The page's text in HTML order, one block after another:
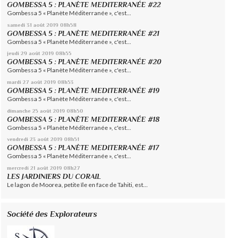
GOMBESSA 5 : PLANÈTE MEDITERRANÉE #22
Gombessa 5 « Planète Méditerranée », c'est...
samedi 31 août 2019 08h58
GOMBESSA 5 : PLANÈTE MEDITERRANÉE #21
Gombessa 5 « Planète Méditerranée », c'est...
jeudi 29 août 2019 08h55
GOMBESSA 5 : PLANÈTE MEDITERRANÉE #20
Gombessa 5 « Planète Méditerranée », c'est...
mardi 27 août 2019 08h53
GOMBESSA 5 : PLANÈTE MEDITERRANÉE #19
Gombessa 5 « Planète Méditerranée », c'est...
dimanche 25 août 2019 08h50
GOMBESSA 5 : PLANÈTE MEDITERRANÉE #18
Gombessa 5 « Planète Méditerranée », c'est...
vendredi 23 août 2019 08h51
GOMBESSA 5 : PLANÈTE MEDITERRANÉE #17
Gombessa 5 « Planète Méditerranée », c'est...
mercredi 21 août 2019 08h27
LES JARDINIERS DU CORAIL
Le lagon de Moorea, petite île en face de Tahiti, est...
Société des Explorateurs